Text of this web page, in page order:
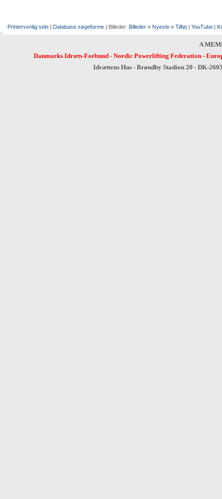
Printervenlig side | Database søgeforme | Billeder: Billeder ¤ Nyeste ¤ Tilføj | YouTube |
A
Danmarks Idræts-Forbund- Nordic Powerlifting Federation-
Idrættens Hus - Brøndby Stadion 20 - DK-